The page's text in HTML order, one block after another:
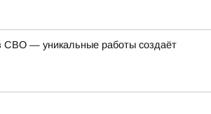
СВО — уникальные работы создаёт